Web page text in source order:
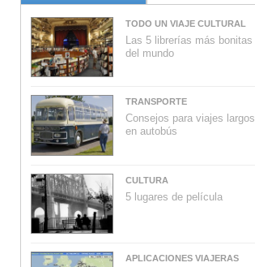
TODO UN VIAJE CULTURAL
Las 5 librerías más bonitas
del mundo
TRANSPORTE
Consejos para viajes largos
en autobús
CULTURA
5 lugares de película
APLICACIONES VIAJERAS